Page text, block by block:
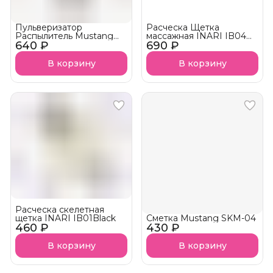
640 ₽
Пульверизатор
Распылитель Mustang
MPPS05 с рисунком
В корзину
690 ₽
Расческа Щетка
массажная INARI IB04
Черный
В корзину
460 ₽
Расческа скелетная
щетка INARI IB01Black
В корзину
430 ₽
Сметка Mustang SKM-04
В корзину